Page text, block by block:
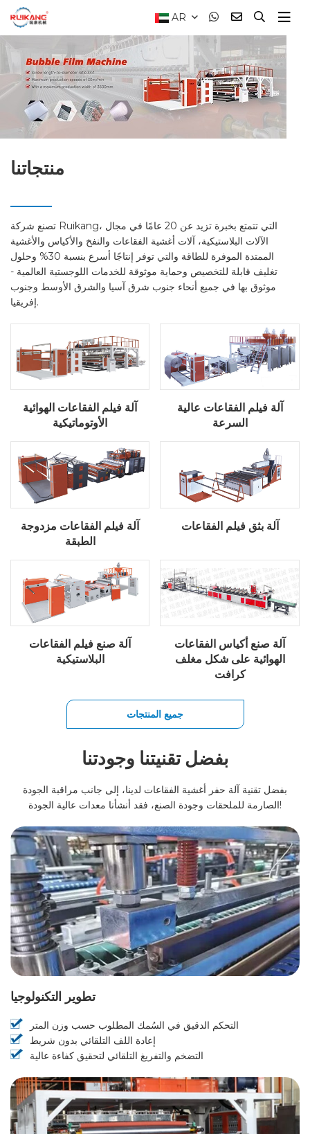
AR
منتجاتنا
تصنع شركة Ruikang، التي تتمتع بخبرة تزيد عن 20 عامًا في مجال
الآلات البلاستيكية، آلات أغشية الفقاعات والنفخ والأكياس والأغشية
الممتدة الموفرة للطاقة والتي توفر إنتاجًا أسرع بنسبة 30% وحلول
تغليف قابلة للتخصيص وحماية موثوقة للخدمات اللوجستية العالمية -
موثوق بها في جميع أنحاء جنوب شرق آسيا والشرق الأوسط وجنوب
إفريقيا.
آلة فيلم الفقاعات الهوائية
الأوتوماتيكية
آلة فيلم الفقاعات عالية
السرعة
آلة فيلم الفقاعات مزدوجة
الطبقة
آلة بثق فيلم الفقاعات
آلة صنع فيلم الفقاعات
البلاستيكية
آلة صنع أكياس الفقاعات
الهوائية على شكل مغلف
كرافت
جميع المنتجات
بفضل تقنيتنا وجودتنا
بفضل تقنية آلة حفر أغشية الفقاعات لدينا، إلى جانب مراقبة الجودة
الصارمة للملحقات وجودة الصنع، فقد أنشأنا معدات عالية الجودة!
تطوير التكنولوجيا
التحكم الدقيق في السُمك المطلوب حسب وزن المتر
إعادة اللف التلقائي بدون شريط
التضخم والتفريغ التلقائي لتحقيق كفاءة عالية